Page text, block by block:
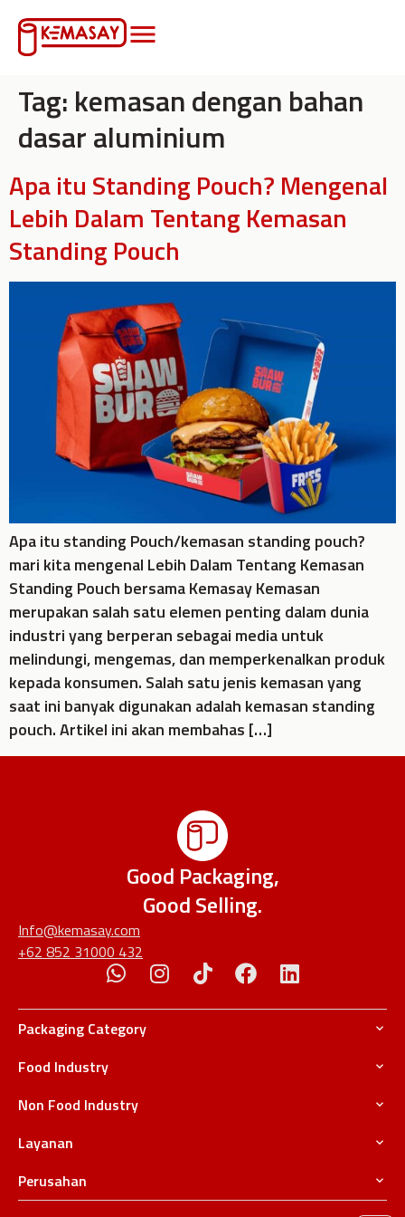
Tag: kemasan dengan bahan
dasar aluminium
Apa itu Standing Pouch? Mengenal
Lebih Dalam Tentang Kemasan
Standing Pouch
Apa itu standing Pouch/kemasan standing pouch?
mari kita mengenal Lebih Dalam Tentang Kemasan
Standing Pouch bersama Kemasay Kemasan
merupakan salah satu elemen penting dalam dunia
industri yang berperan sebagai media untuk
melindungi, mengemas, dan memperkenalkan produk
kepada konsumen. Salah satu jenis kemasan yang
saat ini banyak digunakan adalah kemasan standing
pouch. Artikel ini akan membahas […]
Good Packaging,
Good Selling.
Info@kemasay.com
+62 852 31000 432
Packaging Category
Food Industry
Non Food Industry
Layanan
Perusahan